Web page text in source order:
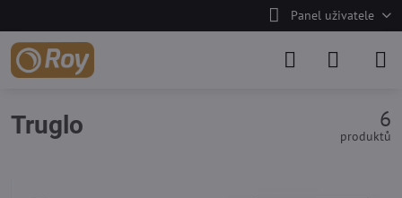
Panel uživatele
Truglo 6
produktů